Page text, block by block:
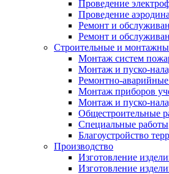
Проведение
Проведение
Ремонт и
Ремонт и
Строительные и
Монтаж систем
Монтаж и пуско-
Ремонтно-
Монтаж приборов
Монтаж и пуско-
Общестроительные
Специальные работы
Благоустройство
Производство
Изготовление
Изготовление